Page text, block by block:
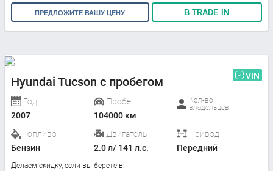
ПРЕДЛОЖИТЕ ВАШУ ЦЕНУ В TRADE IN
Hyundai Tucson с пробегом VIN
Год
2007
Пробег
104000 км
Кол-во
владельцев
Топливо
Бензин
Двигатель
2.0 л/ 141 л.с.
Привод
Передний
Делаем скидку, если вы берете в: